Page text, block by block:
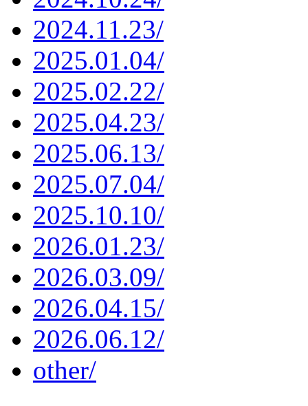
2024.11.23/
2025.01.04/
2025.02.22/
2025.04.23/
2025.06.13/
2025.07.04/
2025.10.10/
2026.01.23/
2026.03.09/
2026.04.15/
2026.06.12/
other/